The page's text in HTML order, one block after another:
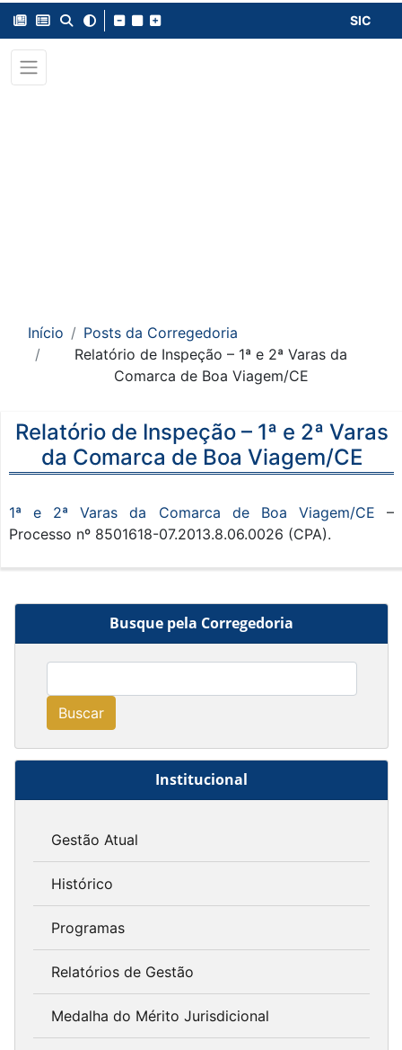
SIC
Início
Posts da Corregedoria
Relatório de Inspeção – 1ª e 2ª Varas da
Comarca de Boa Viagem/CE
Busque pela Corregedoria
Buscar
Institucional
Gestão Atual
Histórico
Programas
Relatórios de Gestão
Medalha do Mérito Jurisdicional
Relatório de Inspeção – 1ª e 2ª Varas
da Comarca de Boa Viagem/CE
1ª e 2ª Varas da Comarca de Boa Viagem/CE –
Processo nº 8501618-07.2013.8.06.0026 (CPA).